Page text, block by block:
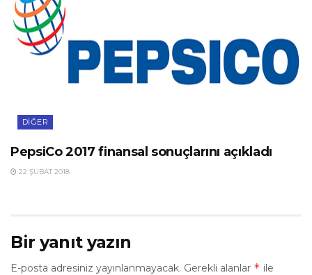
DIĞER
PepsiCo 2017 finansal sonuçlarını açıkladı
22 ŞUBAT 2018
Bir yanıt yazın
E-posta adresiniz yayınlanmayacak. Gerekli alanlar * ile